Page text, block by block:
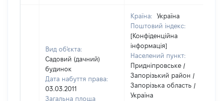
Вид об'єкта:
Садовий (дачний)
будинок
Дата набуття права:
03.03.2011
Загальна площа
Країна:
Україна
Поштовий індекс:
[Конфіденційна
інформація]
Населений пункт:
Придніпровське /
Запорізький район /
Запорізька область /
Україна